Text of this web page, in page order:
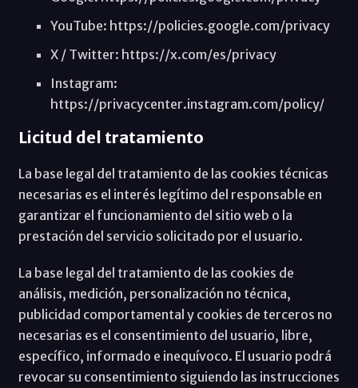
YouTube: https://policies.google.com/privacy
X / Twitter: https://x.com/es/privacy
Instagram:
https://privacycenter.instagram.com/policy/
Licitud del tratamiento
La base legal del tratamiento de las cookies técnicas
necesarias es el interés legítimo del responsable en
garantizar el funcionamiento del sitio web o la
prestación del servicio solicitado por el usuario.
La base legal del tratamiento de las cookies de
análisis, medición, personalización no técnica,
publicidad comportamental y cookies de terceros no
necesarias es el consentimiento del usuario, libre,
específico, informado e inequívoco. El usuario podrá
revocar su consentimiento siguiendo las instrucciones